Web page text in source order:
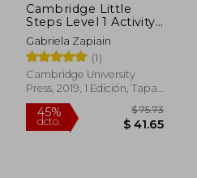
45%
dcto.
$ 88.75
Cambridge Little
Steps Level 1 Activity
Book (en Inglés)
Gabriela Zapiain
(1)
Cambridge University
Press, 2019, 1 Edición, Tapa
Blanda, Nuevo